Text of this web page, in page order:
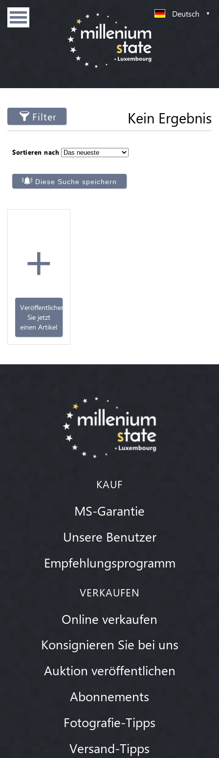
Deutsch
Filter Kein Ergebnis
Sortieren nach
Diese Suche speichern
+
Veröffentlichen
Sie jetzt
einen Artikel
KAUF
MS-Garantie
Unsere Benutzer
Empfehlungsprogramm
VERKAUFEN
Online verkaufen
Konsignieren Sie bei uns
Auktion veröffentlichen
Abonnements
Fotografie-Tipps
Versand-Tipps